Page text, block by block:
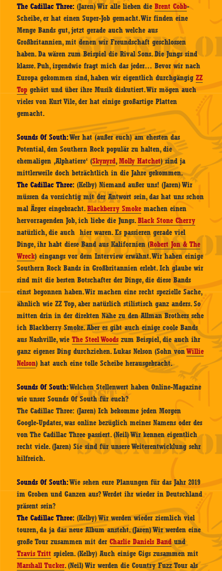
The Cadillac Three:(Jaren) Wir alle lieben dieBrent Cobb-
Scheibe, er hat einen Super-Job gemacht. Wir finden eine
Menge Bands gut, jetzt gerade auch welche aus
Großbritannien, mit denen wir Freundschaft geschlossen
haben. Da wären zum Beispiel die Rival Sons. Die Jungs sind
klasse. Puh, irgendwie fragt mich das jeder… Bevor wir nach
Europa gekommen sind, haben wir eigentlich durchgängigZZ
Top gehört und über ihre Musik diskutiert. Wir mögen auch
vieles von Kurt Vile, der hat einige großartige Platten
gemacht.
Sounds Of South:Wer hat (außer euch) am ehesten das
Potential, den Southern Rock populär zu halten, die
ehemaligen ‚Alphatiere‘ (Skynyrd,Molly Hatchet) sind ja
mittlerweile doch beträchtlich in die Jahre gekommen.
The Cadillac Three:(Kelby) Niemand außer uns! (Jaren) Wir
müssen da vorsichtig mit der Antwort sein, das hat uns schon
mal Ärger eingebracht.Blackberry Smoke machen einen
hervorragenden Job, ich liebe die Jungs.Black Stone Cherry
natürlich, die auch hier waren. Es passieren gerade viel
Dinge, ihr habt diese Band aus Kalifornien (Robert Jon & The
Wreck) eingangs vor dem Interview erwähnt. Wir haben einige
Southern Rock Bands in Großbritannien erlebt. Ich glaube wir
sind mit die besten Botschafter der Dinge, die diese Bands
einst begonnen haben. Wir machen eine recht spezielle Sache,
ähnlich wie ZZ Top, aber natürlich stilistisch ganz anders. So
mitten drin in der direkten Nähe zu den Allman Brothers sehe
ich Blackberry Smoke. Aber es gibt auch einige coole Bands
aus Nashville, wieThe Steel Woods zum Beispiel, die auch ihr
ganz eigenes Ding durchziehen. Lukas Nelson (Sohn vonWillie
Nelson) hat auch eine tolle Scheibe herausgebracht.
Sounds Of South:Welchen Stellenwert haben Online-Magazine
wie unser Sounds Of South für euch?
The Cadillac Three: (Jaren) Ich bekomme jeden Morgen
Google-Updates, was online bezüglich meines Namens oder des
von The Cadillac Three passiert. (Neil) Wir kennen eigentlich
recht viele. (Jaren) Sie sind für unsere Weiterentwicklung sehr
hilfreich.
Sounds Of South:Wie sehen eure Planungen für das Jahr 2019
im Groben und Ganzen aus? Werdet ihr wieder in Deutschland
präsent sein?
The Cadillac Three:(Kelby) Wir werden wieder ziemlich viel
touren, da ja das neue Album ansteht. (Jaren) Wir werden eine
große Tour zusammen mit derCharlie Daniels Bandund
Travis Tritt spielen. (Kelby) Auch einige Gigs zusammen mit
Marshall Tucker. (Neil) Wir werden die Country Fuzz Tour als